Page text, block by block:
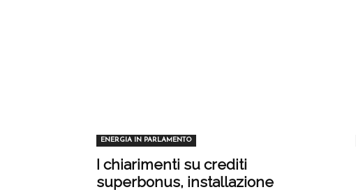
ENERGIA IN PARLAMENTO
I chiarimenti su crediti
superbonus, installazione